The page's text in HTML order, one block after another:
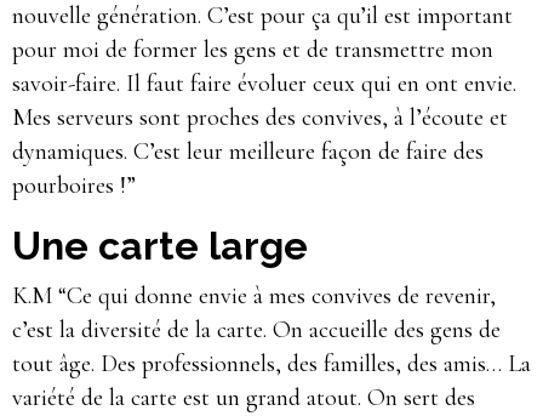
nouvelle génération. C’est pour ça qu’il est important
pour moi de former les gens et de transmettre mon
savoir-faire. Il faut faire évoluer ceux qui en ont envie.
Mes serveurs sont proches des convives, à l’écoute et
dynamiques. C’est leur meilleure façon de faire des
pourboires !”
Une carte large
K.M “Ce qui donne envie à mes convives de revenir,
c’est la diversité de la carte. On accueille des gens de
tout âge. Des professionnels, des familles, des amis… La
variété de la carte est un grand atout. On sert des